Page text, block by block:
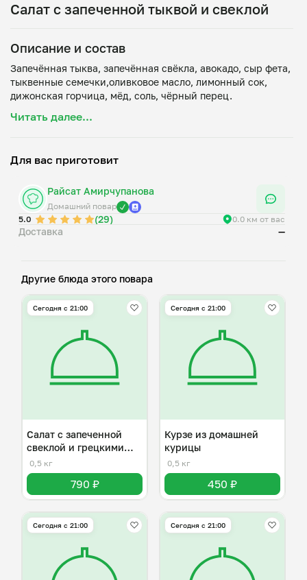
Салат с запеченной тыквой и свеклой
Описание и состав
Запечённая тыква, запечённая свёкла, авокадо, сыр фета,
тыквенные семечки,оливковое масло, лимонный сок,
Читать далее...
Для вас приготовит
Райсат Амирчупанова
Домашний повар
5.0
(29) 0.0 км от вас
Доставка —
Другие блюда этого повара
Сегодня с 21:00
Салат с запеченной
свеклой и грецкими
орехами
0,5 кг
790 ₽
Сегодня с 21:00
Курзе из домашней
курицы
0,5 кг
450 ₽
Сегодня с 21:00 Сегодня с 21:00